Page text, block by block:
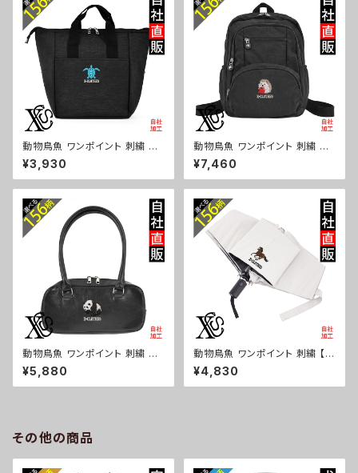
81-b06-s
-a-bg180-b06-s
動物鳥魚 ワンポイント 刺繍 保
冷保温 ランチバッグ 買い物バッ
グ トートバッグ レディース メン
ズ おしゃれ 雑貨 グッズ 自社ブ
ハリネズミ レッサーパンダ 文鳥
インコ ori-a-bg179-b06-s
¥3,930
動物鳥魚 ワンポイント 刺繍 撥
水 リュック レディース 大容量 8
ポケット ナイロン 軽量 軽い お
しゃれ 雑貨 グッズ 自社ブランド
ズミ レッサーパンダ 文鳥 インコ
ori-a-bg178-b06-s
¥7,460
動物鳥魚 ワンポイント 刺繍 上
品なシボ感 横長ショルダーバッ
グ レディース ミニボストン 軽量
雑貨 グッズ 自社ブランド 柄 馬
¥5,880
動物鳥魚 ワンポイント 刺繍 【形
状記憶+自動開閉】 折りたたみ
傘 レディース メンズ 55cm 晴
雨兼用 UVカット99.9％ 一級遮
¥4,830
その他の商品